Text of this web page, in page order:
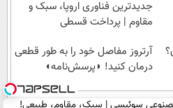
ضامن
و چک
اقساطی
هم
| 📍تهران
جدیدترین فناوری اروپا، سبک و
مقاوم | پرداخت قسطی
آرتروز مفاصل خود را به طور قطعی
درمان کنید! ◗پرسش‌نامه◖